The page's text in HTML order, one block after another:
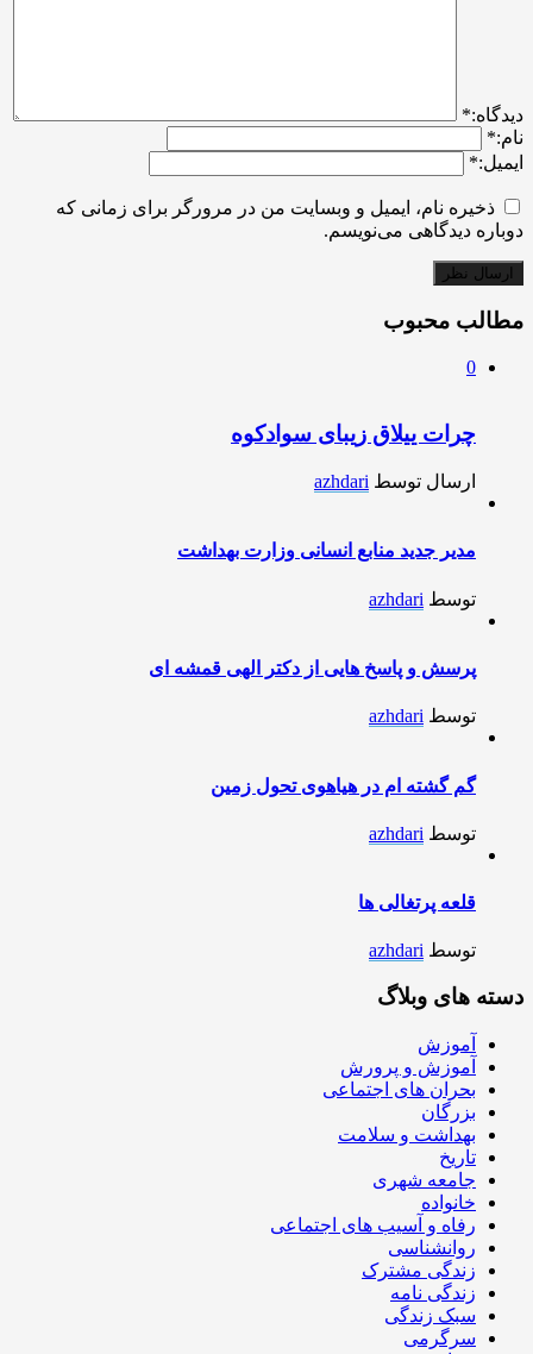
ديدگاه:*
نام:*
ایمیل:*
ذخیره نام، ایمیل و وبسایت من در مرورگر برای زمانی که
دوباره دیدگاهی می‌نویسم.
مطالب محبوب
0
چرات ییلاق زیبای سوادکوه
ارسال توسط azhdari
مدیر جدید منابع انسانی وزارت بهداشت
توسط azhdari
پرسش و پاسخ هایی از دکتر الهی قمشه ای
توسط azhdari
گم گشته ام در هیاهوی تحول زمین
توسط azhdari
قلعه پرتغالی ها
توسط azhdari
دسته های وبلاگ
آموزش
آموزش و پرورش
بحران های اجتماعی
بزرگان
بهداشت و سلامت
تاریخ
جامعه شهری
خانواده
رفاه و آسیب های اجتماعی
روانشناسی
زندگی مشترک
زندگی نامه
سبک زندگی
سرگرمی